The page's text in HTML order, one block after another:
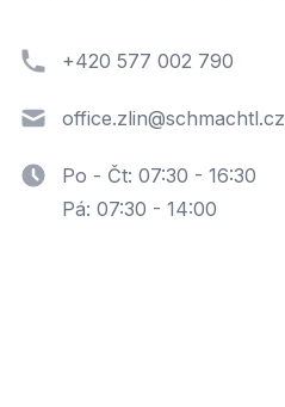
+420 577 002 790
office.zlin@schmachtl.cz
Po - Čt: 07:30 - 16:30
Pá: 07:30 - 14:00